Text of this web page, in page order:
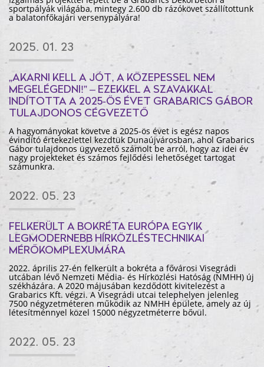
sportpályák világába, mintegy 2.600 db rázókövet szállítottunk
a balatonfőkajári versenypályára!
2025. 01. 23
„AKARNI KELL A JÓT, A KÖZEPESSEL NEM
MEGELÉGEDNI!” – EZEKKEL A SZAVAKKAL
INDÍTOTTA A 2025-ÖS ÉVET GRABARICS GÁBOR
TULAJDONOS CÉGVEZETŐ
A hagyományokat követve a 2025-ös évet is egész napos
évindító értekezlettel kezdtük Dunaújvárosban, ahol Grabarics
Gábor tulajdonos ügyvezető számolt be arról, hogy az idei év
nagy projekteket és számos fejlődési lehetőséget tartogat
számunkra.
2022. 05. 23
FELKERÜLT A BOKRÉTA EURÓPA EGYIK
LEGMODERNEBB HÍRKÖZLÉSTECHNIKAI
MÉRŐKOMPLEXUMÁRA
2022. április 27-én felkerült a bokréta a fővárosi Visegrádi
utcában lévő Nemzeti Média- és Hírközlési Hatóság (NMHH) új
székházára. A 2020 májusában kezdődött kivitelezést a
Grabarics Kft. végzi. A Visegrádi utcai telephelyen jelenleg
7500 négyzetméteren működik az NMHH épülete, amely az új
létesítménnyel közel 15000 négyzetméterre bővül.
2022. 05. 23